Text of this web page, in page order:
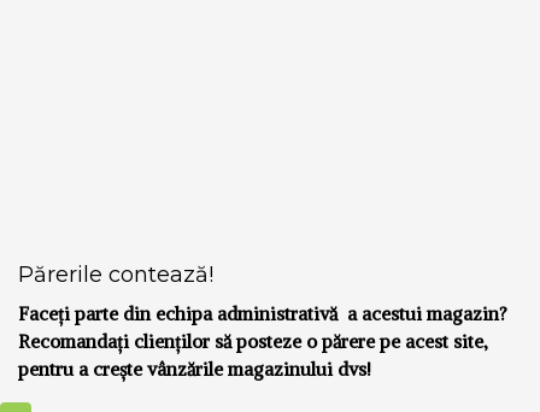
Părerile contează!
Faceți parte din echipa administrativă a acestui magazin?
Recomandați clienților să posteze o părere pe acest site,
pentru a crește vânzările magazinului dvs!